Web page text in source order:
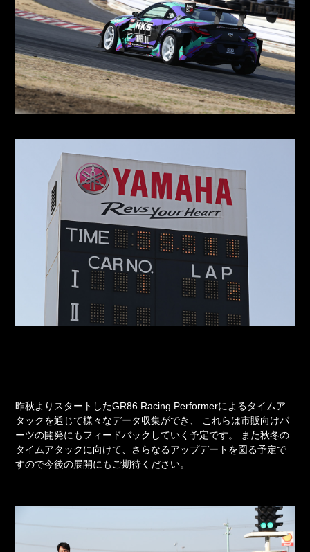
昨秋よりスタートしたGR86 Racing Performerによるタイムア
タックを通じて様々なデータ収集ができ、
これらは市販向けパ
ーツの開発にもフィードバックしていく予定です。
また秋冬の
タイムアタックに向けて、さらなるアップデートを図る予定で
すので今後の展開にもご期待ください。